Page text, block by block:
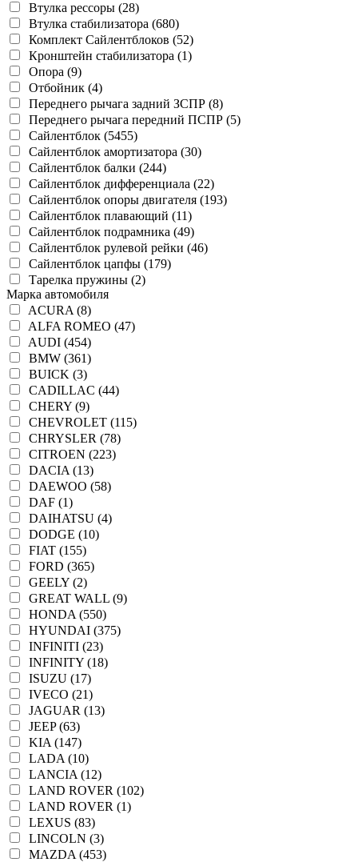
Втулка рессоры (28)
Втулка стабилизатора (680)
Комплект Сайлентблоков (52)
Кронштейн стабилизатора (1)
Опора (9)
Отбойник (4)
Переднего рычага задний ЗСПР (8)
Переднего рычага передний ПСПР (5)
Сайлентблок (5455)
Сайлентблок амортизатора (30)
Сайлентблок балки (244)
Сайлентблок дифференциала (22)
Сайлентблок опоры двигателя (193)
Сайлентблок плавающий (11)
Сайлентблок подрамника (49)
Сайлентблок рулевой рейки (46)
Сайлентблок цапфы (179)
Тарелка пружины (2)
Марка автомобиля
ACURA (8)
ALFA ROMEO (47)
AUDI (454)
BMW (361)
BUICK (3)
CADILLAC (44)
CHERY (9)
CHEVROLET (115)
CHRYSLER (78)
CITROEN (223)
DACIA (13)
DAEWOO (58)
DAF (1)
DAIHATSU (4)
DODGE (10)
FIAT (155)
FORD (365)
GEELY (2)
GREAT WALL (9)
HONDA (550)
HYUNDAI (375)
INFINITI (23)
INFINITY (18)
ISUZU (17)
IVECO (21)
JAGUAR (13)
JEEP (63)
KIA (147)
LADA (10)
LANCIA (12)
LAND ROVER (102)
LAND ROVER (1)
LEXUS (83)
LINCOLN (3)
MAZDA (453)